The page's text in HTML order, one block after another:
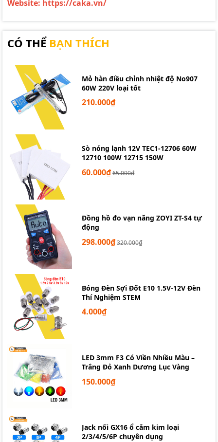
Website: https://caka.vn/
CÓ THỂ BẠN THÍCH
Mỏ hàn điều chỉnh nhiệt độ No907
60W 220V loại tốt
210.000₫
Sò nóng lạnh 12V TEC1-12706 60W
12710 100W 12715 150W
60.000₫65.000₫
Đồng hồ đo vạn năng ZOYI ZT-S4 tự
động
298.000₫320.000₫
Bóng Đèn Sợi Đốt E10 1.5V-12V Đèn
Thí Nghiệm STEM
4.000₫
LED 3mm F3 Có Viền Nhiều Màu –
Trắng Đỏ Xanh Dương Lục Vàng
150.000₫
Jack nối GX16 ổ cắm kim loại
2/3/4/5/6P chuyên dụng